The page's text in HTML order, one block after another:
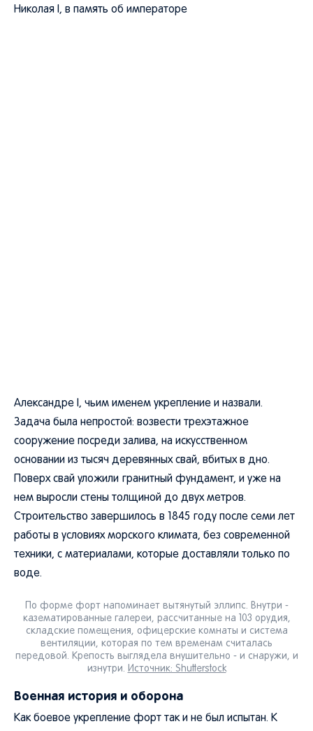
Николая I, в память об императоре
Александре I, чьим именем укрепление и назвали.
Задача была непростой: возвести трехэтажное
сооружение посреди залива, на искусственном
основании из тысяч деревянных свай, вбитых в дно.
Поверх свай уложили гранитный фундамент, и уже на
нем выросли стены толщиной до двух метров.
Строительство завершилось в 1845 году после семи лет
работы в условиях морского климата, без современной
техники, с материалами, которые доставляли только по
воде.
По форме форт напоминает вытянутый эллипс. Внутри -
казематированные галереи, рассчитанные на 103 орудия,
складские помещения, офицерские комнаты и система
вентиляции, которая по тем временам считалась
передовой. Крепость выглядела внушительно - и снаружи, и
изнутри. Источник: Shutterstock
Военная история и оборона
Как боевое укрепление форт так и не был испытан. К